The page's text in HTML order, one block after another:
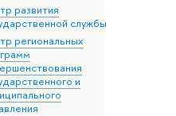
развития
службы
региональных
и